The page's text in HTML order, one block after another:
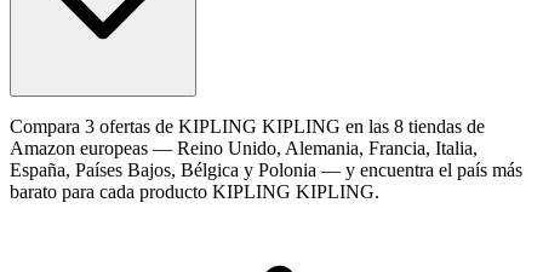
Compara 3 ofertas de KIPLING KIPLING en las 8 tiendas de
Amazon europeas — Reino Unido, Alemania, Francia, Italia,
España, Países Bajos, Bélgica y Polonia — y encuentra el país más
barato para cada producto KIPLING KIPLING.